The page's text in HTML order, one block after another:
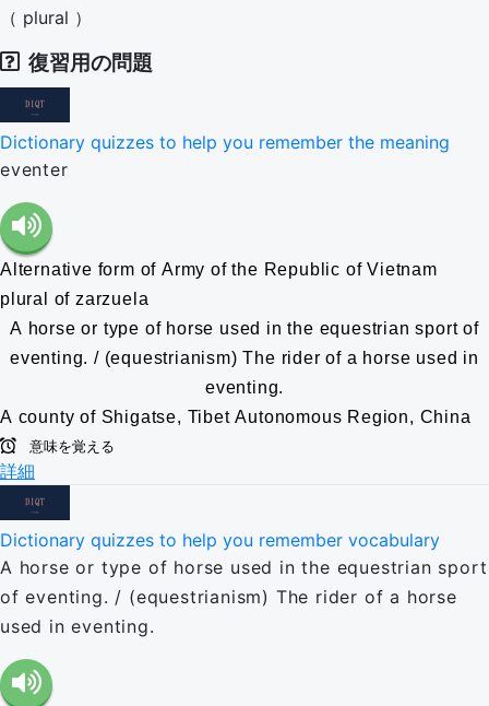
（ plural ）
復習用の問題
Dictionary quizzes to help you remember the meaning
eventer
Alternative form of Army of the Republic of Vietnam
plural of zarzuela
A horse or type of horse used in the equestrian sport of
eventing. / (equestrianism) The rider of a horse used in
eventing.
A county of Shigatse, Tibet Autonomous Region, China
意味を覚える
詳細
Dictionary quizzes to help you remember vocabulary
A horse or type of horse used in the equestrian sport
of eventing. / (equestrianism) The rider of a horse
used in eventing.